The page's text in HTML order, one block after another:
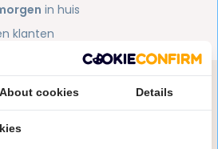
in huis
klanten
vraag over dit product?
je graag! Spreek ons aan
of stuur een e-mail.
About cookies Details